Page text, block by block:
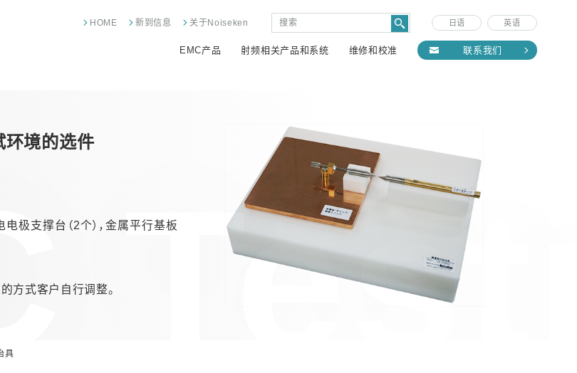
EMC产品 射频相关产品和系统 维修和校准 联系我们
HOME 新到信息 关于Noiseken 日语 英语
环境的选件
极支撑台（2个），金属平行基板
方式客户自行调整。
具